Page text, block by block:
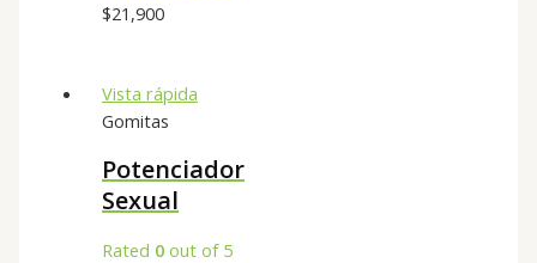
$21,900
Vista rápida
Gomitas
Potenciador
Sexual
Rated 0 out of 5